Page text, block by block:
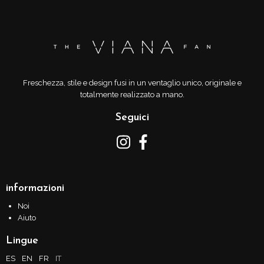
Freschezza, stile e design fusi in un ventaglio unico, originale e
totalmente realizzato a mano.
Seguici
informazioni
Noi
Aiuto
Lingue
ES EN FR IT